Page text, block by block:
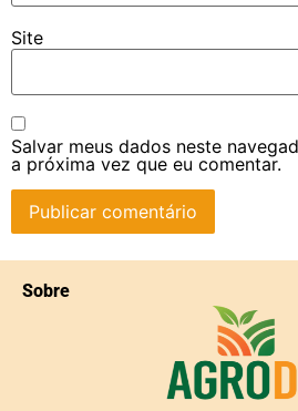
Site
Salvar meus dados neste
a próxima vez que eu comentar.
Sobre